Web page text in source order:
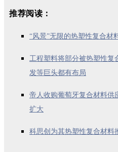
推荐阅读：
“风景”无限的热塑性复合材
工程塑料将部分被热塑性复
发等巨头都有布局
帝人收购葡萄牙复合材料供
扩大
科思创为其热塑性复合材料